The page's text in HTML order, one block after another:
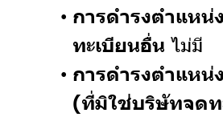
การดำรงตำแหน่
ทะเบียนอื่น ไม่มี
การดำรงตำแหน่
(ที่มิใช่บริษัทจดท